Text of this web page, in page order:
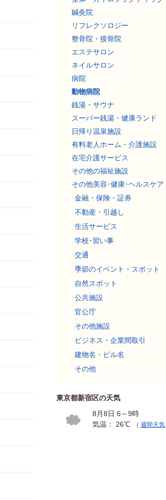
鍼灸院
リフレクソロジー
整骨院・接骨院
エステサロン
ネイルサロン
病院
動物病院
銭湯・サウナ
スーパー銭湯・健康ランド
日帰り温泉施設
有料老人ホーム・介護施設
在宅介護サービス
その他の福祉施設
その他美容･健康･ヘルスケア
金融・保険・証券
不動産・引越し
生活サービス
学校･習い事
交通
季節のイベント・スポット
自然スポット
公共施設
官公庁
その他施設
ビジネス・企業間取引
建物名・ビル名
その他
東京都新宿区の天気
8月8日 6～9時
気温： 26℃
（ 週間天気